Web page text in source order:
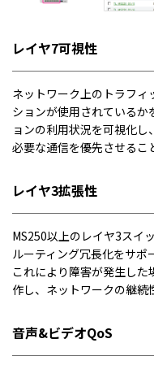
レイヤ7可視性
ネットワーク上のトラフ
ションが使用されているか
ョンの利用状況を可視化
必要な通信を優先させるこ
レイヤ3拡張性
MS250以上のレイヤ3スイ
ルーティング冗長化をサポ
これにより障害が発生し
作し、ネットワークの継続
音声&ビデオQoS